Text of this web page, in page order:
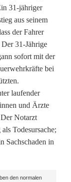
31-jähriger
aus seinem
der Fahrer
31-Jährige
sofort mit der
bei
laufender
und Ärzte
Notarzt
Todesursache;
Sachschaden in
den normalen